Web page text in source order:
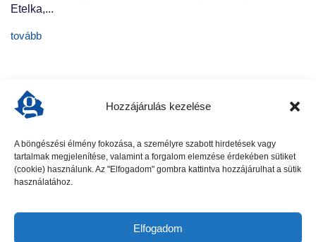
Hozzájárulás kezelése
A böngészési élmény fokozása, a személyre szabott hirdetések vagy
tartalmak megjelenítése, valamint a forgalom elemzése érdekében sütiket
(cookie) használunk. Az "Elfogadom" gombra kattintva hozzájárulhat a sütik
használatához.
Elfogadom
Etelka,...
tovább
előző cikk következő cikk